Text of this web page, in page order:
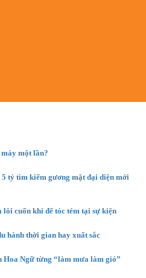
một lần?
tỷ tìm kiếm gương mặt đại diện mới
cuốn khi để tóc tém tại sự kiện
hành thời gian hay xuất sắc
Hoa Ngữ từng “làm mưa làm gió”